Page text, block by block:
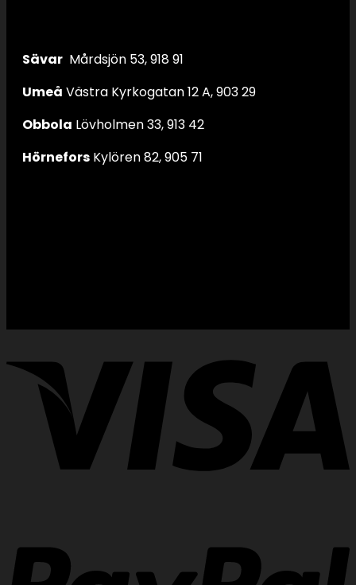
Sävar Mårdsjön 53, 918 91
Umeå Västra Kyrkogatan 12 A, 903 29
Obbola Lövholmen 33, 913 42
Hörnefors Kylören 82, 905 71